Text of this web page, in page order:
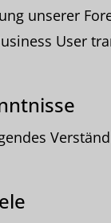
unserer
User